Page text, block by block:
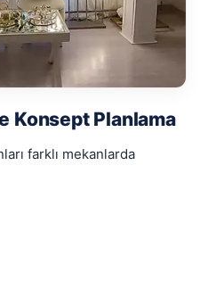
Konsept Planlama
farklı mekanlarda